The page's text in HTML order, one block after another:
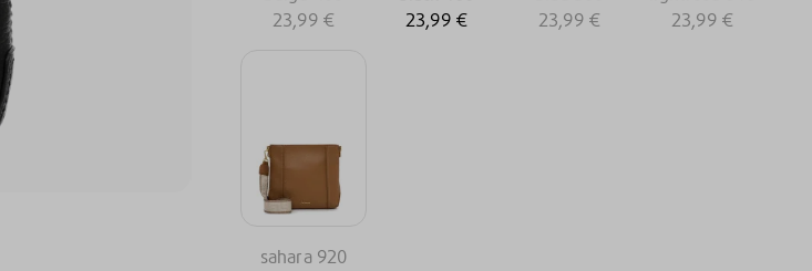
23,99 €
23,99 €
23,99 €
23,99 €
sahara 920